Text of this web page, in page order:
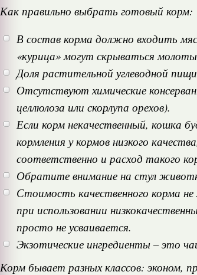
Как правильно выбрать готовый корм:
В состав корма должно входить
«курица» могут скрываться
Доля растительной углеводной
Отсутствуют химические
целлюлоза или скорлупа орехов).
Если корм некачественный, кошка
кормления у кормов низкого
соответственно и расход такого
Обратите внимание на стул
Стоимость качественного корма
при использовании
просто не усваивается.
Экзотические ингредиенты – это
Корм бывает разных классов: эконом,